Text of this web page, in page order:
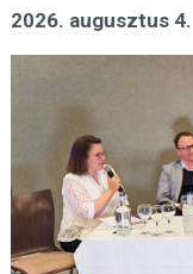
2026. augusztus 4.